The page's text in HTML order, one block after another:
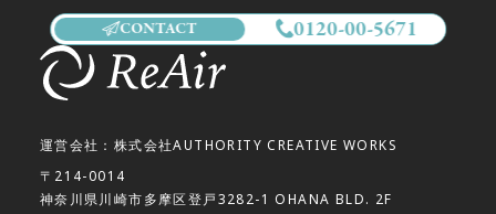
CONTACT 0120-00-5671
運営会社：株式会社AUTHORITY CREATIVE WORKS
〒214-0014
神奈川県川崎市多摩区登戸3282-1 OHANA BLD. 2F